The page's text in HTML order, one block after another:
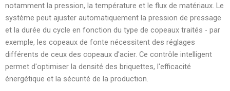
notamment la pression, la température et le flux de matériaux. Le
système peut ajuster automatiquement la pression de pressage
et la durée du cycle en fonction du type de copeaux traités - par
exemple, les copeaux de fonte nécessitent des réglages
différents de ceux des copeaux d'acier. Ce contrôle intelligent
permet d'optimiser la densité des briquettes, l'efficacité
énergétique et la sécurité de la production.